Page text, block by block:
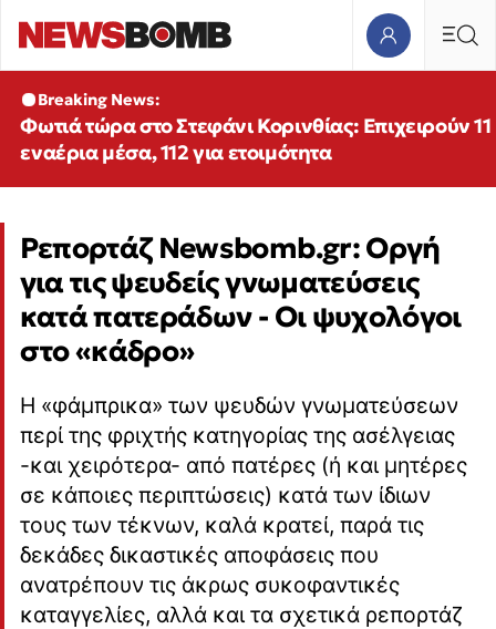
Breaking News:
Φωτιά τώρα στο Στεφάνι Κορινθίας: Επιχειρούν 11
εναέρια μέσα, 112 για ετοιμότητα
Ρεπορτάζ Newsbomb.gr: Οργή
για τις ψευδείς γνωματεύσεις
κατά πατεράδων - Οι ψυχολόγοι
στο «κάδρο»
Η «φάμπρικα» των ψευδών γνωματεύσεων
περί της φριχτής κατηγορίας της ασέλγειας
-και χειρότερα- από πατέρες (ή και μητέρες
σε κάποιες περιπτώσεις) κατά των ίδιων
τους των τέκνων, καλά κρατεί, παρά τις
δεκάδες δικαστικές αποφάσεις που
ανατρέπουν τις άκρως συκοφαντικές
καταγγελίες, αλλά και τα σχετικά ρεπορτάζ